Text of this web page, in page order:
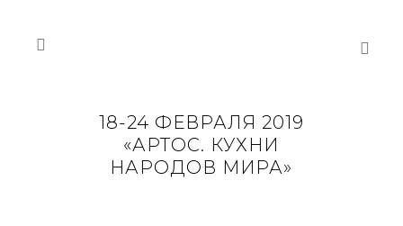
18-24 ФЕВРАЛЯ 2019
«АРТОС. КУХНИ
НАРОДОВ МИРА»